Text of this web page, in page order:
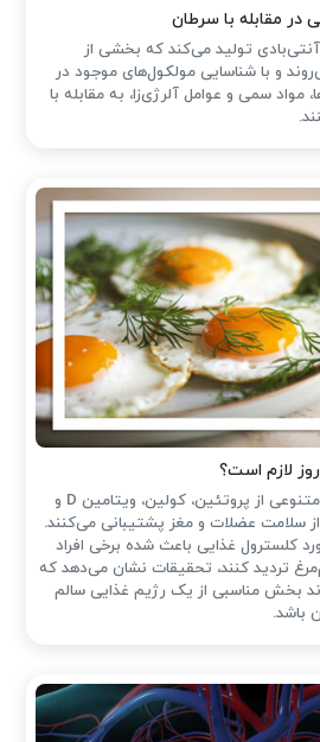
در مقابله با سرطان
آنتی‌بادی تولید می‌کند که بخشی از
و با شناسایی مولکول‌های موجود در
مواد سمی و عوامل آلرژی‌زا، به مقابله با
لازم است؟
تخم‌مرغ منبع اقتصادی و متنوعی از پروتئین، کولین، ویتامین D و
سلامت عضلات و مغز پشتیبانی می‌کنند.
کلسترول غذایی باعث شده ‌برخی افراد
تردید کنند، تحقیقات نشان می‌دهد که
بخش مناسبی از یک رژیم غذایی سالم
باشد.